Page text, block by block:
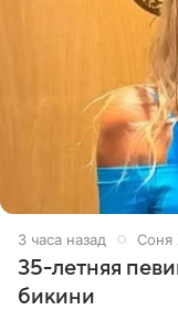
3 часа назад Соня
35-летняя
бикини